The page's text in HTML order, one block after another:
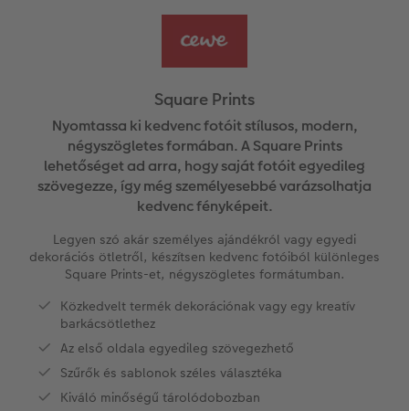
Vásárlói mintakönyvek
Kids CEWE FOTÓKÖNYV
Art Collection CEWE FOTÓKÖNYV
Kiegészítők
CEWE myPhotos
Matt Prints
Prémium poszter
Art Prints
Fotókidolgozás normál
Fényképtároló dobozok
Fotócsomagok
Fotómatrica
Azonnali fotókidolgozás
Direkt nyomtatású alufotó
Habkarton
Esküvői köszöntő tábla
Poszterléc
Hexxas
Fafotó
Többrészes fali dekoráció
Fotókollázsok
Üdvözlőkártyák
Iskolaszer és irodaszer
Fényképes ajándékdobozok
Textíliák
Art Prints
Fényképes naptárak
CEWE FOTÓKÖNYV Kids
CEWE myPhotos
Kiegészítők
CEWE PHOTO AWARD FOTÓPÁLYÁZAT
Hogyan készíts jobb képeket a
Híreink
CEWE sztorik
Egyedi ajándékötletek
Ajándékötletek szeretteinek
Utazás
Esküvő
Square Prints
Nyomtassa ki kedvenc fotóit stílusos, modern,
négyszögletes formában. A Square Prints
lehetőséget ad arra, hogy saját fotóit egyedileg
szövegezze, így még személyesebbé varázsolhatja
kedvenc fényképeit.
Legyen szó akár személyes ajándékról vagy egyedi
dekorációs ötletről, készítsen kedvenc fotóiból különleges
Square Prints-et, négyszögletes formátumban.
Közkedvelt termék dekorációnak vagy egy kreatív
barkácsötlethez
Az első oldala egyedileg szövegezhető
Szűrők és sablonok széles választéka
Kiváló minőségű tárolódobozban